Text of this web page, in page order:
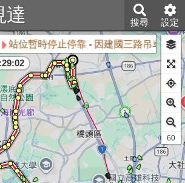
達 搜尋 設定
站位暫時停止停靠 - 因建國三路吊車作業
60